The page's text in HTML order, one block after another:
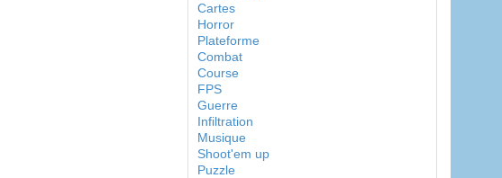
Cartes
Horror
Plateforme
Combat
Course
FPS
Guerre
Infiltration
Musique
Shoot'em up
Puzzle